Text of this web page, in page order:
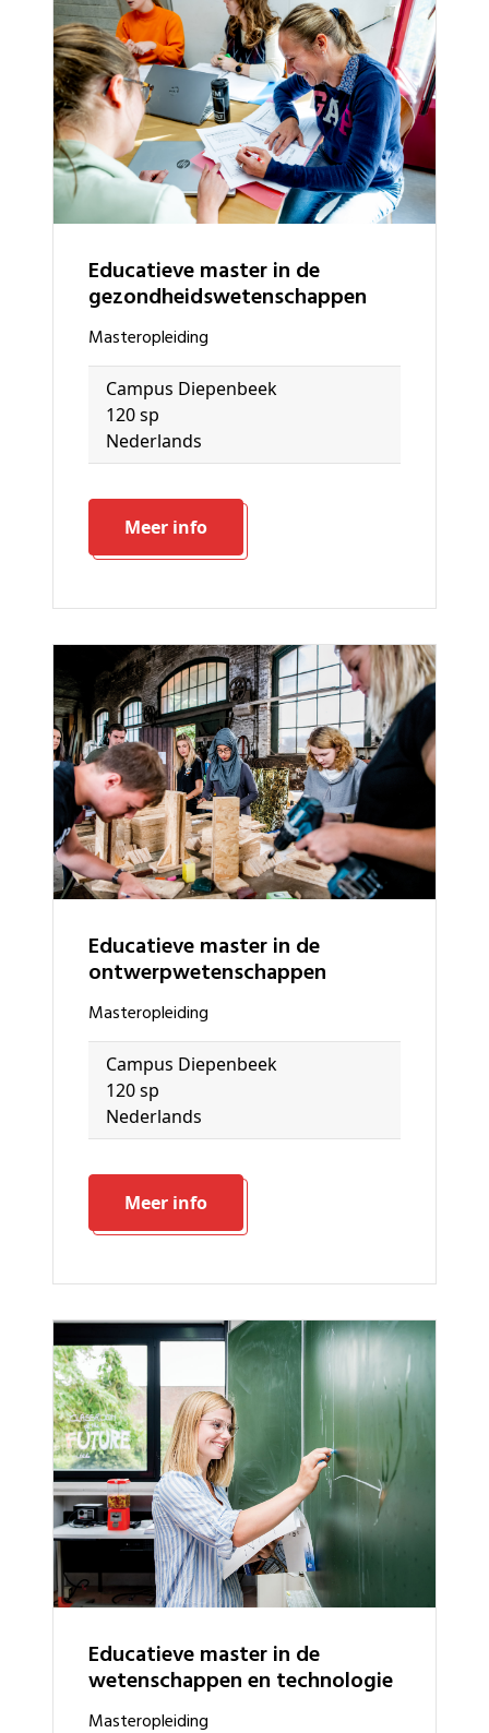
Educatieve master in de
gezondheidswetenschappen
masteropleiding
Campus Diepenbeek
120 sp
Nederlands
Meer info
Educatieve master in de
ontwerpwetenschappen
masteropleiding
Campus Diepenbeek
120 sp
Nederlands
Meer info
Educatieve master in de
wetenschappen en technologie
masteropleiding